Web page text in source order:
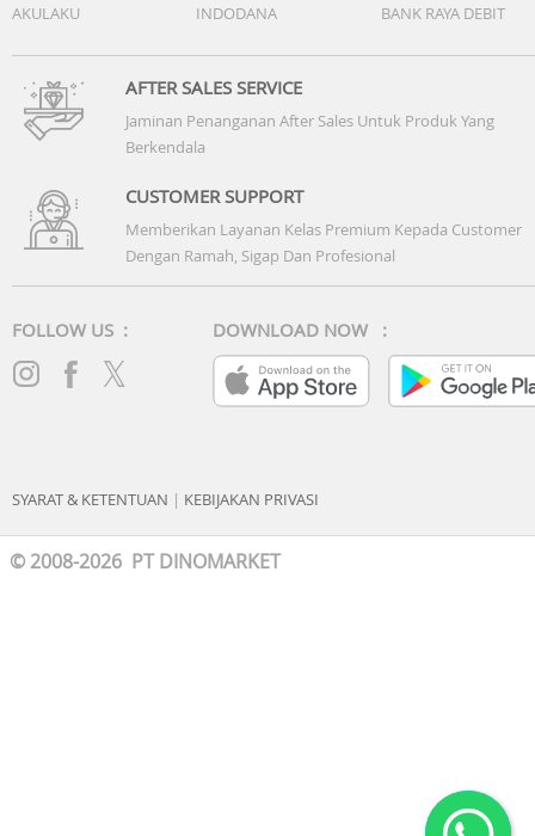
AKULAKU
INDODANA BANK RAYA DEBIT
AFTER SALES SERVICE
Jaminan Penanganan After Sales Untuk Produk Yang
Berkendala
CUSTOMER SUPPORT
Memberikan Layanan Kelas Premium Kepada Customer
Dengan Ramah, Sigap Dan Profesional
FOLLOW US : DOWNLOAD NOW :
SYARAT & KETENTUAN | KEBIJAKAN PRIVASI
© 2008-2026 PT DINOMARKET